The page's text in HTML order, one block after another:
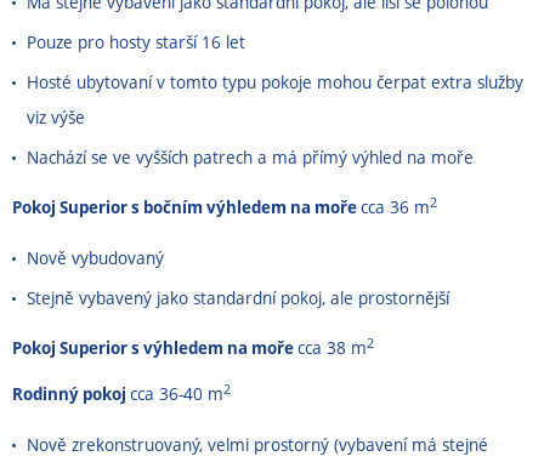
Pouze pro hosty starší 16 let
Hosté ubytovaní v tomto typu pokoje mohou čerpat extra služby
viz výše
Nachází se ve vyšších patrech a má přímý výhled na moře
Pokoj Superior s bočním výhledem na mořecca 36 m2
Nově vybudovaný
Stejně vybavený jako standardní pokoj, ale prostornější
Pokoj Superior s výhledem na mořecca 38 m2
Rodinný pokoj cca 36-40 m2
Nově zrekonstruovaný, velmi prostorný (vybavení má stejné